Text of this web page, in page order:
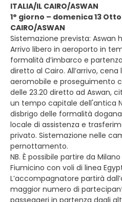
ITALIA/IL CAIRO/ASWAN
1° giorno – domenica 13
CAIRO/ASWAN
Sistemazione prevista: Aswan
Arrivo libero in aeroporto in
formalità d’imbarco e
diretto al Cairo. All’arrivo,
aeromobile e proseguimento
delle 23.20 diretto ad Aswan,
un tempo capitale dell'antica
disbrigo delle formalità
locale di assistenza e
privato. Sistemazione nelle
pernottamento.
NB. È possibile partire da
Fiumicino con voli di linea
L’accompagnatore partirà
maggior numero di
passeggeri in partenza dagli